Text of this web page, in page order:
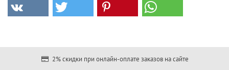
2% скидки при онлайн-оплате заказов на сайте